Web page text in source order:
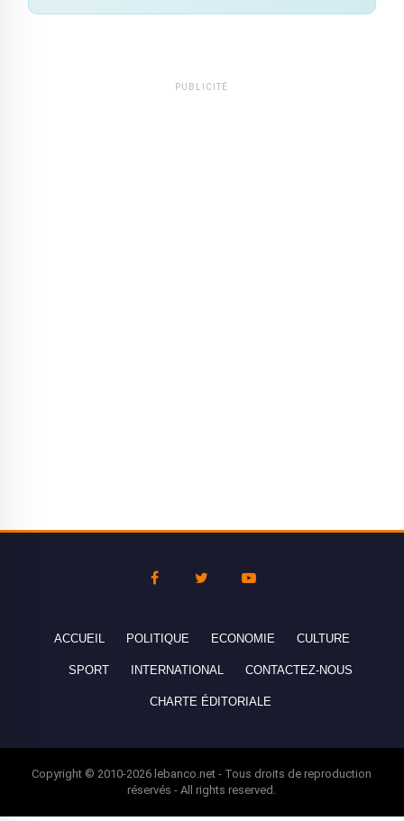
PUBLICITÉ
ACCUEIL POLITIQUE ECONOMIE CULTURE
SPORT INTERNATIONAL CONTACTEZ-NOUS
CHARTE ÉDITORIALE
Copyright © 2010-2026 lebanco.net - Tous droits de reproduction
réservés - All rights reserved.